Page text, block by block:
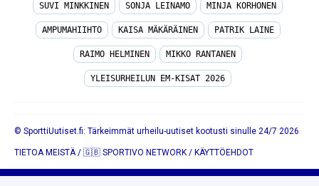
SUVI MINKKINEN SONJA LEINAMO MINJA KORHONEN
AMPUMAHIIHTO KAISA MÄKÄRÄINEN PATRIK LAINE
RAIMO HELMINEN MIKKO RANTANEN
YLEISURHEILUN EM-KISAT 2026
© SporttiUutiset.fi: Tärkeimmät urheilu-uutiset kootusti sinulle 24/7 2026
TIETOA MEISTÄ/ 🇬🇧 SPORTIVO NETWORK / KÄYTTÖEHDOT